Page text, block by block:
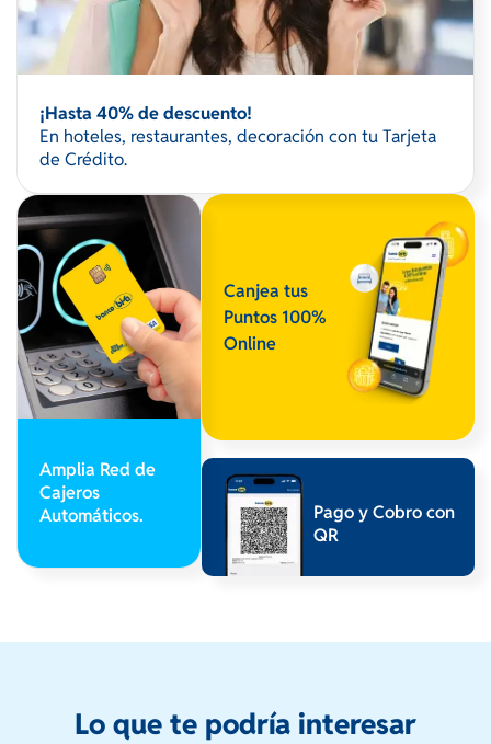
¡Hasta 40% de descuento!
En hoteles, restaurantes, decoración con tu Tarjeta
de Crédito.
Amplia Red de
Cajeros
Automáticos.
Canjea tus
Puntos 100%
Online
Pago y Cobro con
QR
Lo que te podría interesar